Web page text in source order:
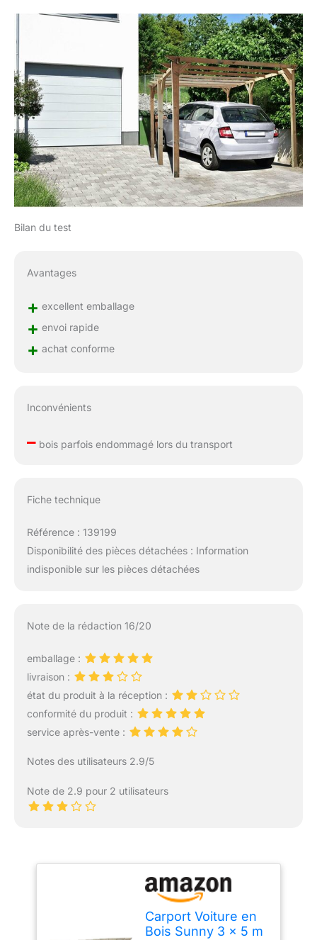
Bilan du test
Avantages
+ excellent emballage
+ envoi rapide
+ achat conforme
Inconvénients
–bois parfois endommagé lors du transport
Fiche technique
Référence : 139199
Disponibilité des pièces détachées : Information
indisponible sur les pièces détachées
Note de la rédaction 16/20
emballage :
livraison :
état du produit à la réception :
conformité du produit :
service après-vente :
Notes des utilisateurs 2.9/5
Note de 2.9 pour 2 utilisateurs
Carport Voiture en
Bois Sunny 3 x 5 m